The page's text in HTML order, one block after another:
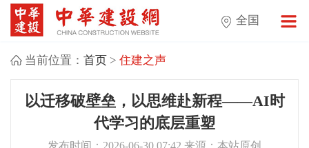
全国
当前位置： 首页> 住建之声
以迁移破壁垒，以思维赴新程——AI时
代学习的底层重塑